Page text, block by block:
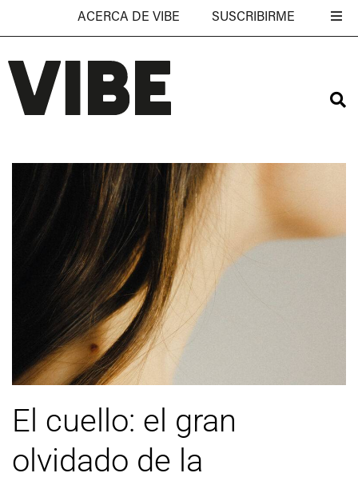
ACERCA DE VIBE SUSCRIBIRME
El cuello: el gran
olvidado de la